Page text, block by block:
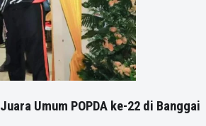
Umum POPDA ke-22 di Banggai